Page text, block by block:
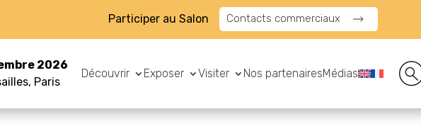
Participer au Salon Contacts commerciaux
2026
Paris
Découvrir Exposer Visiter Nos partenairesMédias